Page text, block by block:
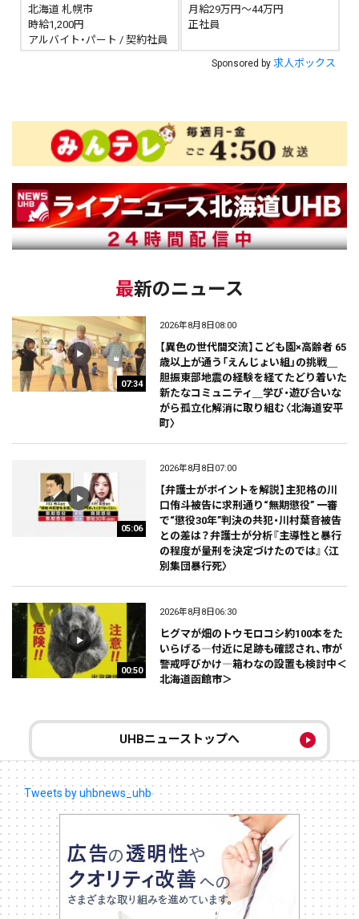
北海道 札幌市
時給1,200円
アルバイト・パート / 契約社員
月給29万円～44万円
正社員
Sponsored by 求人ボックス
最新のニュース
07:34
2026年8月8日08:00
【異色の世代間交流】こども園×高齢者 65
歳以上が通う「えんじょい組」の挑戦＿
胆振東部地震の経験を経てたどり着いた
新たなコミュニティ＿学び・遊び合いな
がら孤立化解消に取り組む〈北海道安平
町〉
05:06
2026年8月8日07:00
【弁護士がポイントを解説】主犯格の川
口侑斗被告に求刑通り“無期懲役” 一審
で“懲役30年”判決の共犯・川村葉音被告
との差は？弁護士が分析『主導性と暴行
の程度が量刑を決定づけたのでは』〈江
別集団暴行死〉
00:50
2026年8月8日06:30
ヒグマが畑のトウモロコシ約100本をた
いらげる―付近に足跡も確認され、市が
警戒呼びかけ―箱わなの設置も検討中＜
北海道函館市＞
UHBニューストップへ
Tweets by uhbnews_uhb